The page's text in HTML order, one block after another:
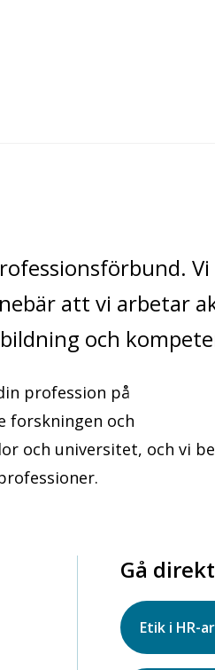
att vi arbetar
och
profession på
forskningen och
och universitet, och vi
Gå
Etik i HR-